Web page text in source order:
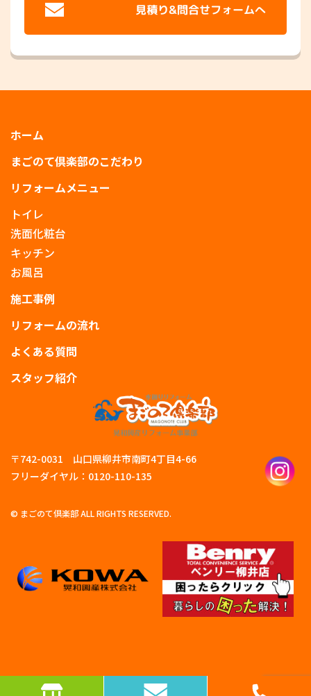
見積り&問合せフォームへ
〒742-0031 山口県柳井市南町4丁目4-66
フリーダイヤル：0120-110-135
© まごのて倶楽部 ALL RIGHTS RESERVED.
ホーム
まごのて倶楽部のこだわり
リフォームメニュー
トイレ
洗面化粧台
キッチン
お風呂
施工事例
リフォームの流れ
よくある質問
スタッフ紹介